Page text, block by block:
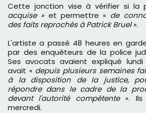
Cette jonction vise à vérifier si la
acquise »et permettre « de
des faits reprochés à Patrick Bruel».
L'artiste a passé 48 heures en
par des enquêteurs de la police
Ses avocats avaient expliqué
avait « depuis plusieurs semaines
à la disposition de la justice,
répondre dans le cadre de la
devant l'autorité compétente». Ils
mercredi.